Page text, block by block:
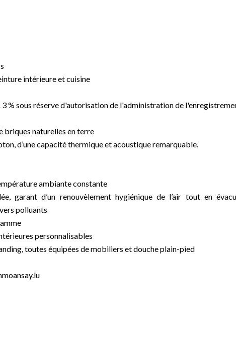
intérieure et cuisine
% sous réserve d'autorisation de l'administration de
briques naturelles en terre
d’une capacité thermique et acoustique remarquable.
ambiante constante
garant d’un renouvèlement hygiénique de l’air tout en
polluants
personnalisables
toutes équipées de mobiliers et douche plain-pied